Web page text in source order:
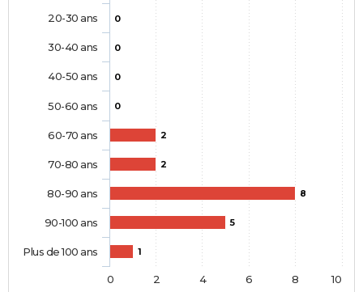
0
0
0
0
2
2
8
5
1
20-30 ans
30-40 ans
40-50 ans
50-60 ans
60-70 ans
70-80 ans
80-90 ans
90-100 ans
Plus de 100 ans
0 2 4 6 8 10